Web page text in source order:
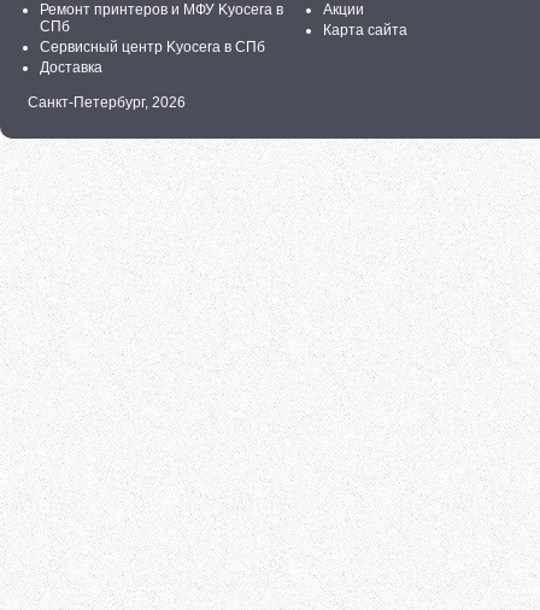
Ремонт принтеров и МФУ Kyocera в
СПб
Сервисный центр Kyocera в СПб
Доставка
Акции
Карта сайта
Санкт-Петербург, 2026